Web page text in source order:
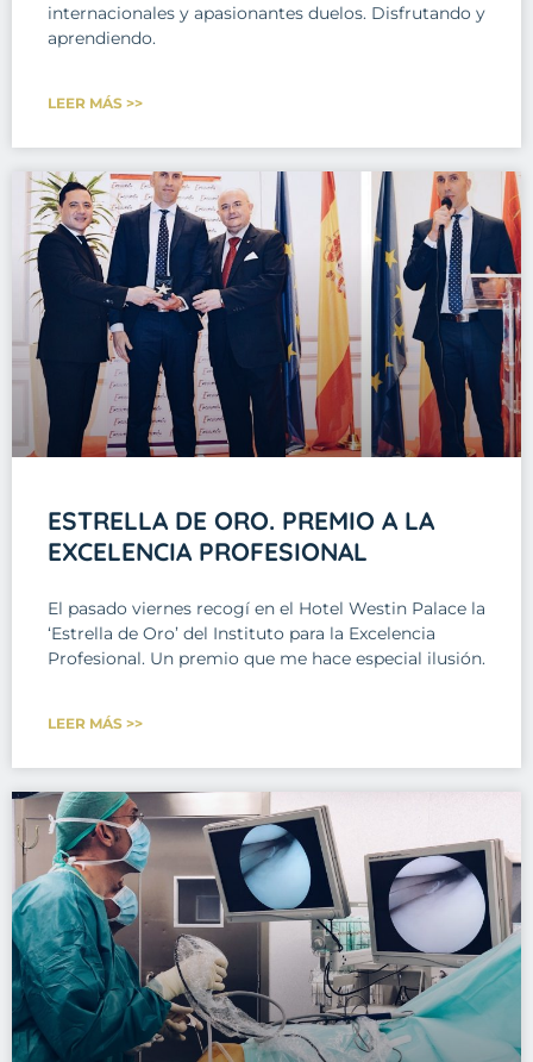
internacionales y apasionantes duelos. Disfrutando y
aprendiendo.
LEER MÁS >>
ESTRELLA DE ORO. PREMIO A LA
EXCELENCIA PROFESIONAL
El pasado viernes recogí en el Hotel Westin Palace la
‘Estrella de Oro’ del Instituto para la Excelencia
Profesional. Un premio que me hace especial ilusión.
LEER MÁS >>